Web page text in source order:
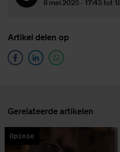
8 mei 2025 - 17:45 tot
Ar­ti­kel de­len op
Ge­re­la­teer­de ar­ti­ke­len
Opinie